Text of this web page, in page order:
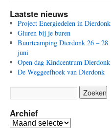
Laatste nieuws
Project Energiedelen in Dierdonk
Gluren bij je buren
Buurtcamping Dierdonk 26 – 28
juni
Open dag Kindcentrum Dierdonk
De Weggeefhoek van Dierdonk
Archief
Archief